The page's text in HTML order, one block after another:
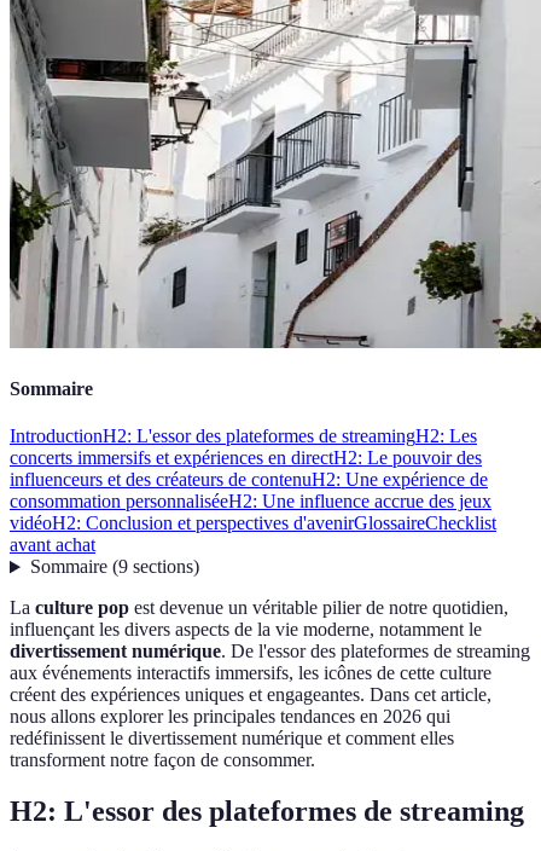
Sommaire
IntroductionH2: L'essor des plateformes de streamingH2: Les
concerts immersifs et expériences en directH2: Le pouvoir des
influenceurs et des créateurs de contenuH2: Une expérience de
consommation personnaliséeH2: Une influence accrue des jeux
vidéoH2: Conclusion et perspectives d'avenirGlossaireChecklist
avant achat
Sommaire(9 sections)
La culture pop est devenue un véritable pilier de notre quotidien,
influençant les divers aspects de la vie moderne, notamment le
divertissement numérique. De l'essor des plateformes de streaming
aux événements interactifs immersifs, les icônes de cette culture
créent des expériences uniques et engageantes. Dans cet article,
nous allons explorer les principales tendances en 2026 qui
redéfinissent le divertissement numérique et comment elles
transforment notre façon de consommer.
H2: L'essor des plateformes de streaming